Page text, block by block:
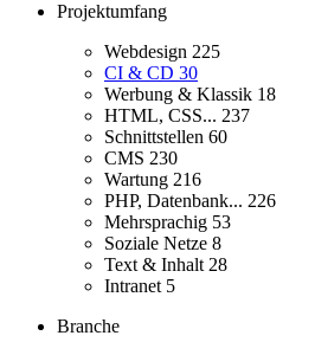
Projektumfang
Webdesign 225
CI & CD 30
Werbung & Klassik 18
HTML, CSS... 237
Schnittstellen 60
CMS 230
Wartung 216
PHP, Datenbank... 226
Mehrsprachig 53
Soziale Netze 8
Text & Inhalt 28
Intranet 5
Branche